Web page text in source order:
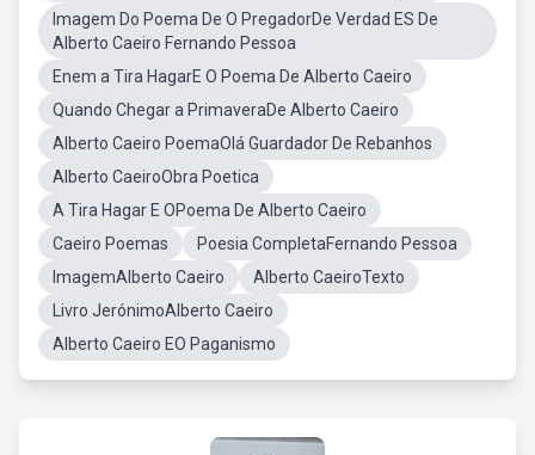
Imagem Do Poema De O PregadorDe Verdad ES De
Alberto Caeiro Fernando Pessoa
Enem a Tira HagarE O Poema De Alberto Caeiro
Quando Chegar a PrimaveraDe Alberto Caeiro
Alberto Caeiro PoemaOlá Guardador De Rebanhos
Alberto CaeiroObra Poetica
A Tira Hagar E OPoema De Alberto Caeiro
Caeiro Poemas
Poesia CompletaFernando Pessoa
ImagemAlberto Caeiro
Alberto CaeiroTexto
Livro JerónimoAlberto Caeiro
Alberto Caeiro EO Paganismo